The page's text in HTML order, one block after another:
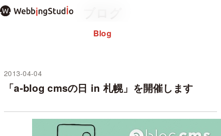
本
文
ッ
Blog
2013-04-04
未分類
「a-blog cmsの日 in 札幌」を開催します
Home
過去のブログ
プライバシーポリシー
WordPressテーマ mosir